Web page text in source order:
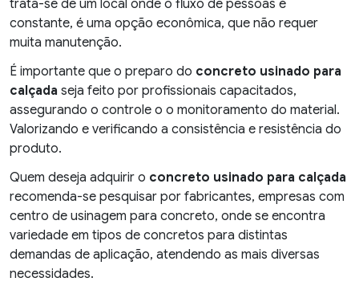
trata-se de um local onde o fluxo de pessoas é
constante, é uma opção econômica, que não requer
muita manutenção.
É importante que o preparo do concreto usinado para
calçada seja feito por profissionais capacitados,
assegurando o controle o o monitoramento do material.
Valorizando e verificando a consistência e resistência do
produto.
Quem deseja adquirir o concreto usinado para calçada
recomenda-se pesquisar por fabricantes, empresas com
centro de usinagem para concreto, onde se encontra
variedade em tipos de concretos para distintas
demandas de aplicação, atendendo as mais diversas
necessidades.